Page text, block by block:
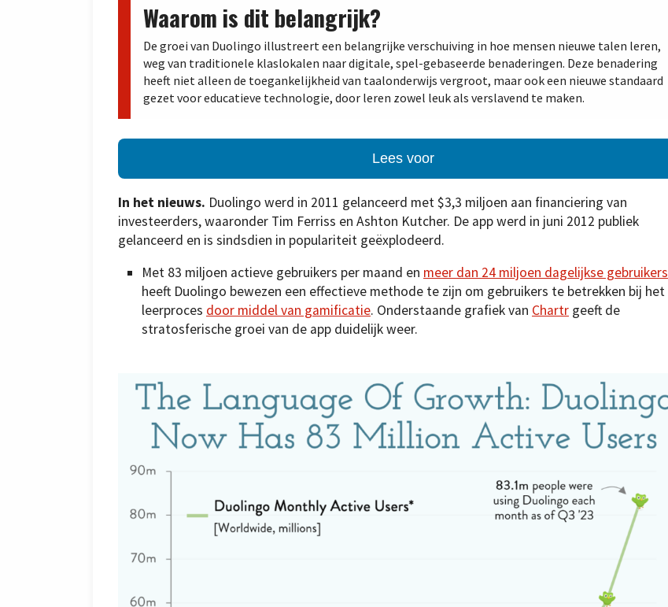
Waarom is dit belangrijk?
De groei van Duolingo illustreert een belangrijke verschuiving in hoe mensen nieuwe talen leren,
weg van traditionele klaslokalen naar digitale, spel-gebaseerde benaderingen. Deze benadering
heeft niet alleen de toegankelijkheid van taalonderwijs vergroot, maar ook een nieuwe standaard
gezet voor educatieve technologie, door leren zowel leuk als verslavend te maken.
Lees voor
In het nieuws. Duolingo werd in 2011 gelanceerd met $3,3 miljoen aan financiering van
investeerders, waaronder Tim Ferriss en Ashton Kutcher. De app werd in juni 2012 publiek
gelanceerd en is sindsdien in populariteit geëxplodeerd.
Met 83 miljoen actieve gebruikers per maand en meer dan 24 miljoen dagelijkse gebruikers
heeft Duolingo bewezen een effectieve methode te zijn om gebruikers te betrekken bij het
leerproces door middel van gamificatie. Onderstaande grafiek van Chartr geeft de
stratosferische groei van de app duidelijk weer.